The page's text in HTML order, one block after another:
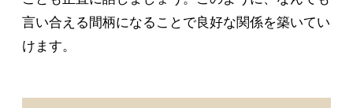
言い合える間柄になることで良好な関係を築いてい
けます。